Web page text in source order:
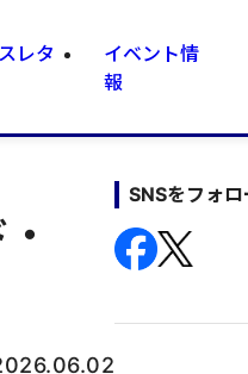
レタ
イベント情
報
SNSをフォロ